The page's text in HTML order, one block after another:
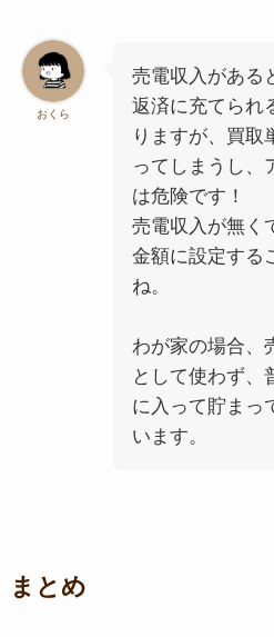
おくら
売電収入がある
返済に充てられ
りますが、買取
ってしまうし、
は危険です！
売電収入が無く
金額に設定する
ね。
わが家の場合、
として使わず、
に入って貯まっ
います。
まとめ